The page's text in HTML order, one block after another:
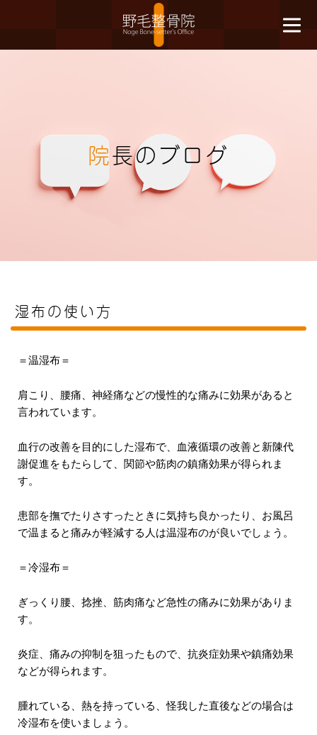
院長のブログ
湿布の使い方
＝温湿布＝
肩こり、腰痛、神経痛などの慢性的な痛みに効果があると
言われています。
血行の改善を目的にした湿布で、血液循環の改善と新陳代
謝促進をもたらして、関節や筋肉の鎮痛効果が得られま
す。
患部を撫でたりさすったときに気持ち良かったり、お風呂
で温まると痛みが軽減する人は温湿布のが良いでしょう。
＝冷湿布＝
ぎっくり腰、捻挫、筋肉痛など急性の痛みに効果がありま
す。
炎症、痛みの抑制を狙ったもので、抗炎症効果や鎮痛効果
などが得られます。
腫れている、熱を持っている、怪我した直後などの場合は
冷湿布を使いましょう。